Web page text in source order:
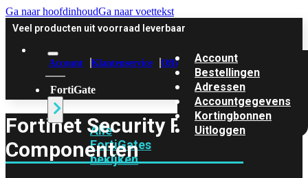
Ga naar hoofdinhoudGa naar voettekst
Veel producten uit voorraad leverbaar
Account Klantenservice Offerte
FortiGate
Alle
FortiGates
bekijken
Account
Bestellingen
Adressen
Accountgegevens
Kortingbonnen
Uitloggen
Fortinet Security Fabric
Componenten